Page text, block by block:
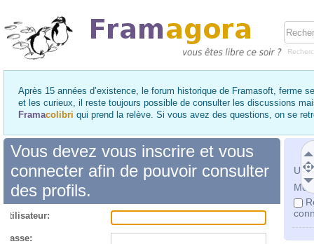
Après 15 années d’existence, le forum historique de Framasoft, ferme
et les curieux, il reste toujours possible de consulter les discussions
Framacolibri qui prend la relève. Si vous avez des questions, on se
Mot
Vous devez vous inscrire et vous
connecter afin de pouvoir consulter
des profils.
passe: